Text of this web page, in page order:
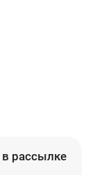
в рассылке